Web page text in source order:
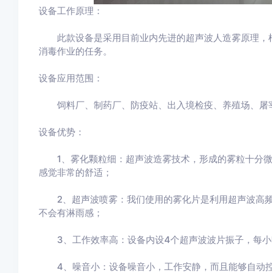
设备工作原理：
此款设备是采用目前业内先进的超声波人造雾原理，
消毒作业的任务。
设备应用范围：
饲料厂、制药厂、防疫站、出入境检疫、养殖场、屠
设备优势：
1、雾化颗粒细：超声波造雾技术，形成的雾粒十分微
感觉非常的舒适；
2、超声波喷雾：我们使用的雾化片是利用超声波高
不会有淋雨感；
3、工作效率高：设备内设4个超声波波片振子，每小
4、噪音小：设备噪音小，工作安静，而且能够自动